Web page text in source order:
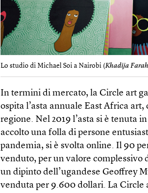
Lo studio di Michael Soi a Nairobi (Khad​ija
In termini di mercato, la Circle art
ospita l’asta annuale East Africa
regione. Nel 2019 l’asta si è tenuta
accolto una folla di persone
pandemia, si è svolta online. Il 90
venduto, per un valore complessivo
un dipinto dell’ugandese Geoffrey
venduta per 9.600 dollari. La Circle